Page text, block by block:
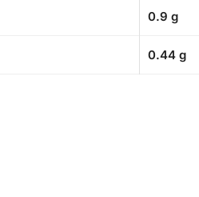
0.9 g
0.44 g